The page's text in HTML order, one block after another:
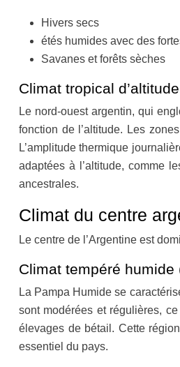
Hivers secs
étés humides avec des
Savanes et forêts sèches
Climat tropical
Le nord-ouest argentin, qui
fonction de l’altitude. Les
L’amplitude thermique
adaptées à l’altitude, comme
ancestrales.
Climat du centre
Le centre de l’Argentine est
Climat tempéré humide
La Pampa Humide se
sont modérées et régulières,
élevages de bétail. Cette
essentiel du pays.